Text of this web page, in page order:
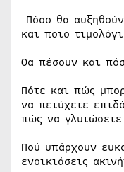
Πόσο θα
και ποιο
Θα πέσουν και
Πότε και πώς
να πετύχετε
πώς να
Πού υπάρχουν
ενοικιάσεις